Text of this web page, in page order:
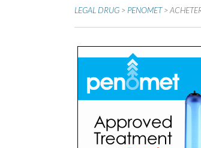
LEGAL DRUG > PENOMET >